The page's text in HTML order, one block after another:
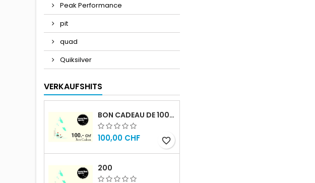
Peak Performance
pit
quad
Quiksilver
VERKAUFSHITS
BON CADEAU DE 100.- CHF
100,00 CHF favorite_border
200